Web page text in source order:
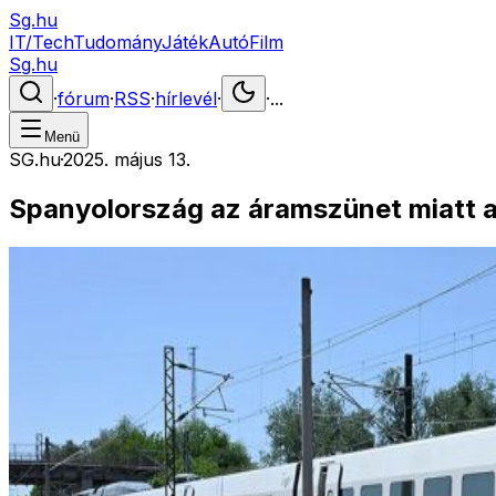
Sg.hu
IT/TechTudományJátékAutóFilm
Sg.hu
·fórum·RSS·hírlevél· ·...
Menü
SG.hu·2025. május 13.
Spanyolország az áramszünet miatt